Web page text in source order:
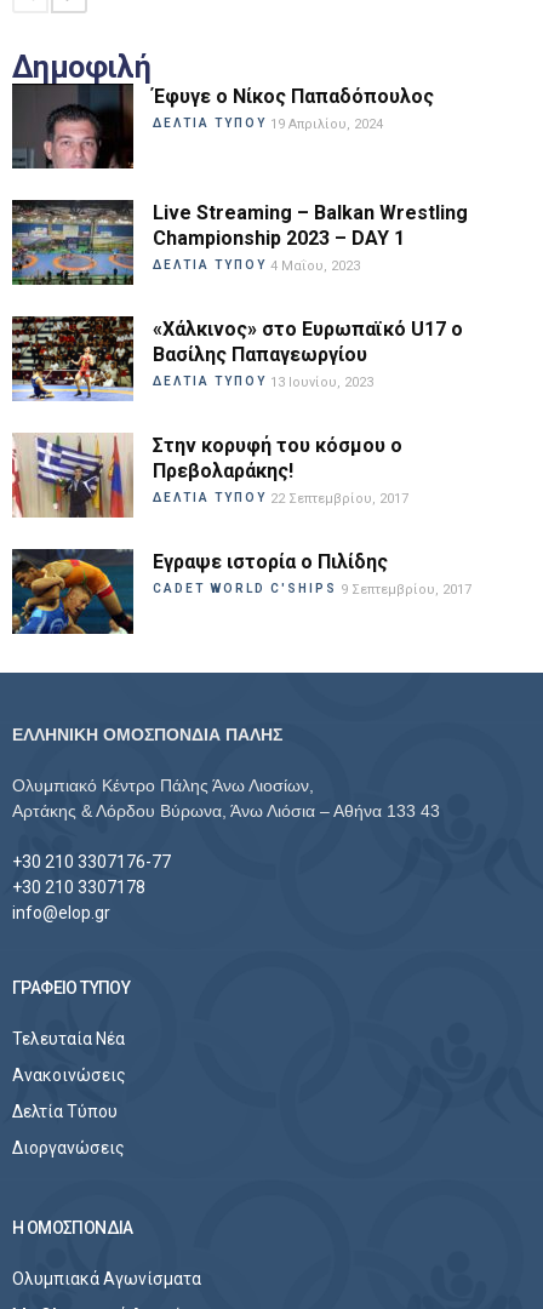
Δημοφιλή
Έφυγε ο Νίκος Παπαδόπουλος
ΔΕΛΤΙΑ ΤΥΠΟΥ 19 Απριλίου, 2024
Live Streaming – Balkan Wrestling
Championship 2023 – DAY 1
ΔΕΛΤΙΑ ΤΥΠΟΥ 4 Μαΐου, 2023
«Χάλκινος» στο Ευρωπαϊκό U17 ο
Βασίλης Παπαγεωργίου
ΔΕΛΤΙΑ ΤΥΠΟΥ 13 Ιουνίου, 2023
Στην κορυφή του κόσμου ο
Πρεβολαράκης!
ΔΕΛΤΙΑ ΤΥΠΟΥ 22 Σεπτεμβρίου, 2017
Εγραψε ιστορία ο Πιλίδης
CADET WORLD C'SHIPS 9 Σεπτεμβρίου, 2017
ΕΛΛΗΝΙΚΗ ΟΜΟΣΠΟΝΔΙΑ ΠΑΛΗΣ
Ολυμπιακό Κέντρο Πάλης Άνω Λιοσίων,
Αρτάκης & Λόρδου Βύρωνα, Άνω Λιόσια – Αθήνα 133 43
+30 210 3307176-77
+30 210 3307178
info@elop.gr
ΓΡΑΦΕΙΟ ΤΥΠΟΥ
Τελευταία Νέα
Ανακοινώσεις
Δελτία Τύπου
Διοργανώσεις
Η ΟΜΟΣΠΟΝΔΙΑ
Ολυμπιακά Αγωνίσματα